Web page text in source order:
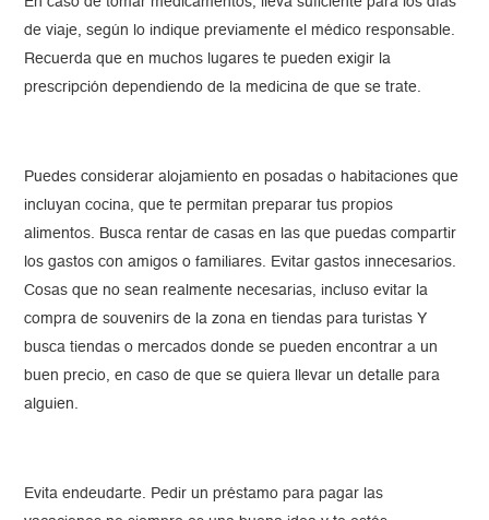
de viaje, según lo indique previamente el médico responsable.
Recuerda que en muchos lugares te pueden exigir la
prescripción dependiendo de la medicina de que se trate.
Puedes considerar alojamiento en posadas o habitaciones que
incluyan cocina, que te permitan preparar tus propios
alimentos. Busca rentar de casas en las que puedas compartir
los gastos con amigos o familiares. Evitar gastos innecesarios.
Cosas que no sean realmente necesarias, incluso evitar la
compra de souvenirs de la zona en tiendas para turistas Y
busca tiendas o mercados donde se pueden encontrar a un
buen precio, en caso de que se quiera llevar un detalle para
alguien.
Evita endeudarte. Pedir un préstamo para pagar las